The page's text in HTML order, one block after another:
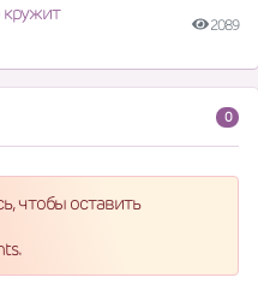
2089
0
чтобы оставить